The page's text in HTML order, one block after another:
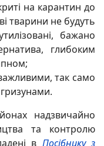
на карантин до
тварини не будуть
бажано
глибоким
так само
надзвичайно
та контролю
в Посібнику з